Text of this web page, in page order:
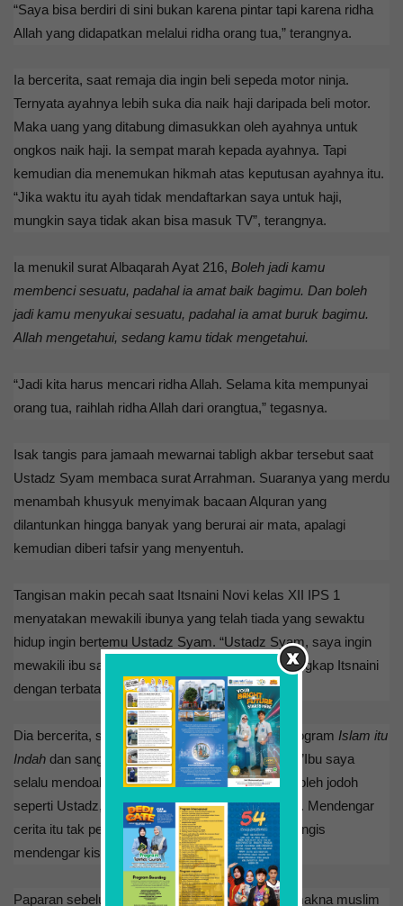
“Saya bisa berdiri di sini bukan karena pintar tapi karena ridha
Allah yang didapatkan melalui ridha orang tua,” terangnya.
Ia bercerita, saat remaja dia ingin beli sepeda motor ninja.
Ternyata ayahnya lebih suka dia naik haji daripada beli motor.
Maka uang yang ditabung dimasukkan oleh ayahnya untuk
ongkos naik haji. Ia sempat marah kepada ayahnya. Tapi
kemudian dia menemukan hikmah atas keputusan ayahnya itu.
“Jika waktu itu ayah tidak mendaftarkan saya untuk haji,
mungkin saya tidak akan bisa masuk TV”, terangnya.
Ia menukil surat Albaqarah Ayat 216, Boleh jadi kamu
membenci sesuatu, padahal ia amat baik bagimu. Dan boleh
jadi kamu menyukai sesuatu, padahal ia amat buruk bagimu.
Allah mengetahui, sedang kamu tidak mengetahui.
“Jadi kita harus mencari ridha Allah. Selama kita mempunyai
orang tua, raihlah ridha Allah dari orangtua,” tegasnya.
Isak tangis para jamaah mewarnai tabligh akbar tersebut saat
Ustadz Syam membaca surat Arrahman. Suaranya yang merdu
menambah khusyuk menyimak bacaan Alquran yang
dilantunkan hingga banyak yang berurai air mata, apalagi
kemudian diberi tafsir yang menyentuh.
Tangisan makin pecah saat Itsnaini Novi kelas XII IPS 1
menyatakan mewakili ibunya yang telah tiada yang sewaktu
hidup ingin bertemu Ustadz Syam. “Ustadz Syam, saya ingin
mewakili ibu saya yang ingin bertemu Ustadz,” ungkap Itsnaini
dengan terbata-bata.
Dia bercerita, setiap hari ibunya selalu melihat program Islam itu
Indah dan sangat senang dengan Ustasz Syam. ”Ibu saya
selalu mendoakan saya agar kelak bisa memperoleh jodoh
seperti Ustadz,” tuturnya dengan berurai air mata. Mendengar
cerita itu tak pelak lagi banyak ibu-ibu yang menangis
mendengar kisah Iis.
Paparan sebelumnya Ustadz Syam mengupas makna muslim